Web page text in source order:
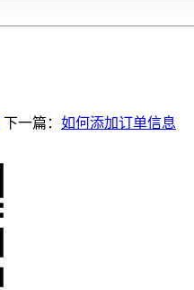
下一篇： 如何添加订单信息